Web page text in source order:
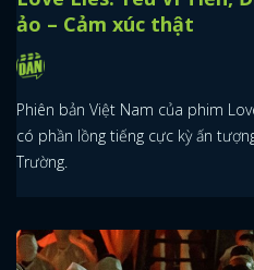
ảo – Cảm xúc thật
Phiên bản Việt Nam của phim
có phần lồng tiếng cực kỳ ấn
Trường.